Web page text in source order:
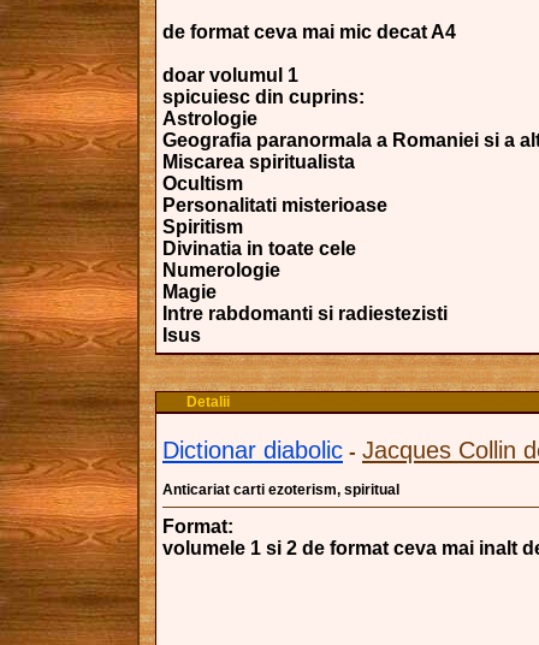
de format ceva mai mic decat A4
doar volumul 1
spicuiesc din cuprins:
Astrologie
Geografia paranormala a Romaniei si a
Miscarea spiritualista
Ocultism
Personalitati misterioase
Spiritism
Divinatia in toate cele
Numerologie
Magie
Intre rabdomanti si radiestezisti
Isus
Detalii
Dictionar diabolic - Jacques Collin
Anticariat carti ezoterism, spiritual
Format:
volumele 1 si 2 de format ceva mai inalt